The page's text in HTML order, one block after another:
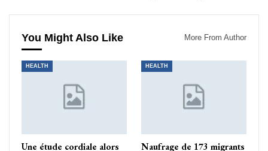
You Might Also Like More From Author
HEALTH
Une étude cordiale alors
HEALTH
Naufrage de 173 migrants